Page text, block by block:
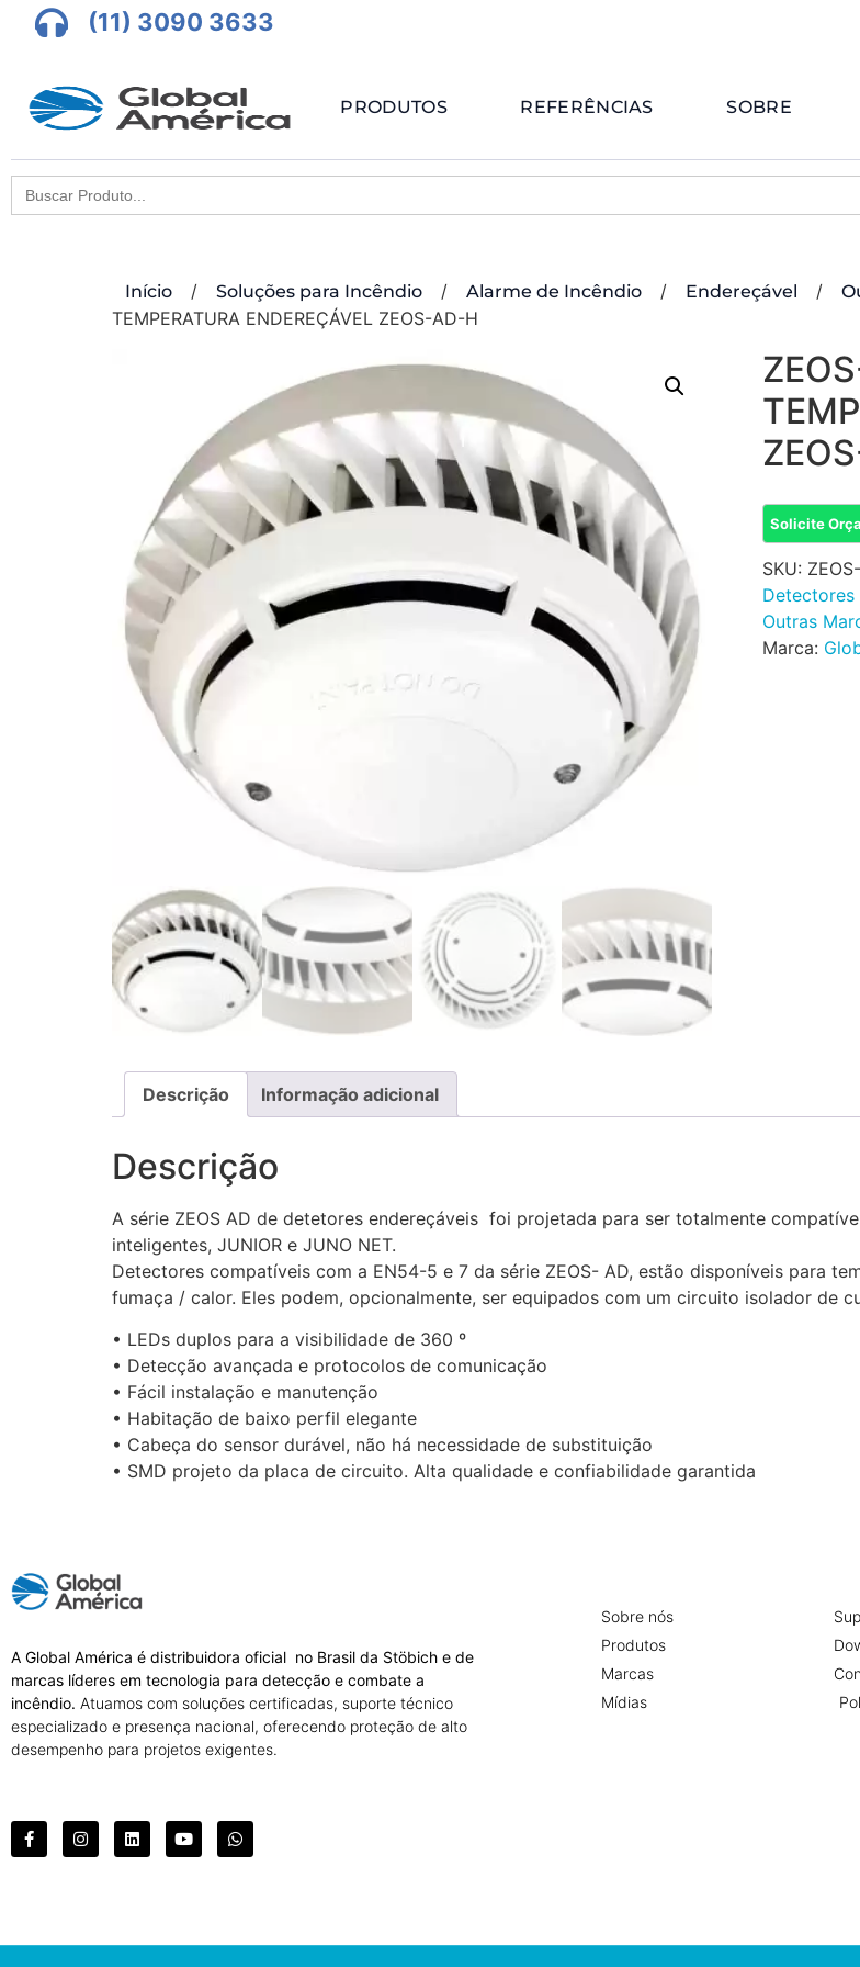
(11) 3090 3633
PRODUTOS REFERÊNCIAS SOBRE
Search
for:
Início / Soluções para Incêndio / Alarme de Incêndio / Endereçável /
TEMPERATURA ENDEREÇÁVEL ZEOS-AD-H
Solicite
SKU:
Detectores
Outras
Marca:
Descrição Informação adicional
Descrição
A série ZEOS AD de detetores endereçáveis foi projetada para ser totalmente
inteligentes, JUNIOR e JUNO NET.
Detectores compatíveis com a EN54-5 e 7 da série ZEOS- AD, estão disponíveis para
fumaça / calor. Eles podem, opcionalmente, ser equipados com um circuito isolador de
• LEDs duplos para a visibilidade de 360 º
• Detecção avançada e protocolos de comunicação
• Fácil instalação e manutenção
• Habitação de baixo perfil elegante
• Cabeça do sensor durável, não há necessidade de substituição
• SMD projeto da placa de circuito. Alta qualidade e confiabilidade garantida
A Global América é distribuidora oficial no Brasil da Stöbich e de
marcas líderes em tecnologia para detecção e combate a
incêndio. Atuamos com soluções certificadas, suporte técnico
especializado e presença nacional, oferecendo proteção de alto
desempenho para projetos exigentes.
Sobre nós
Produtos
Marcas
Mídias